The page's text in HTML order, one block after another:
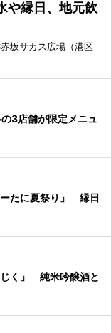
や縁日、地元飲
坂サカス広場（港区
3店舗が限定メニュ
たに夏祭り」 縁日
く」 純米吟醸酒と